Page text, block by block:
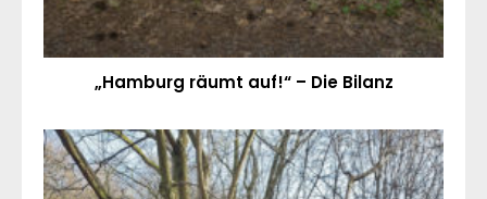
„Hamburg räumt auf!“ – Die Bilanz